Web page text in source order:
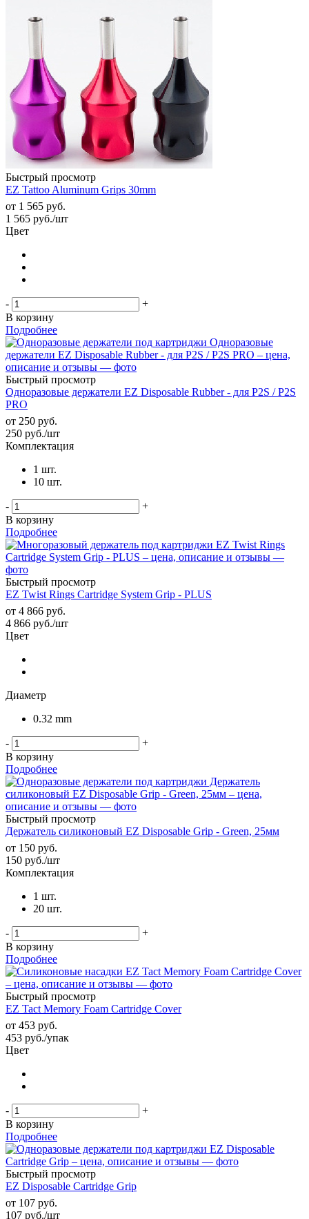
Быстрый просмотр
EZ Tattoo Aluminum Grips 30mm
от 1 565 руб.
1 565 руб./шт
Цвет
-
+
В корзину
Подробнее
Быстрый просмотр
Одноразовые держатели EZ Disposable Rubber - для P2S / P2S
PRO
от 250 руб.
250 руб./шт
Комплектация
1 шт.
10 шт.
-
+
В корзину
Подробнее
Быстрый просмотр
EZ Twist Rings Cartridge System Grip - PLUS
от 4 866 руб.
4 866 руб./шт
Цвет
Диаметр
0.32 mm
-
+
В корзину
Подробнее
Быстрый просмотр
Держатель силиконовый EZ Disposable Grip - Green, 25мм
от 150 руб.
150 руб./шт
Комплектация
1 шт.
20 шт.
-
+
В корзину
Подробнее
Быстрый просмотр
EZ Tact Memory Foam Cartridge Cover
от 453 руб.
453 руб./упак
Цвет
-
+
В корзину
Подробнее
Быстрый просмотр
EZ Disposable Cartridge Grip
от 107 руб.
107 руб./шт